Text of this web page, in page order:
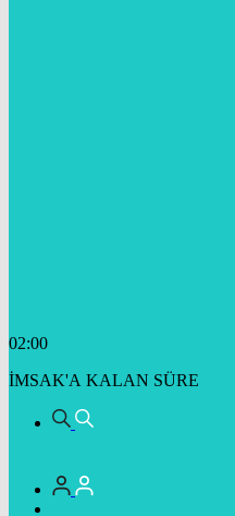
02:00
İMSAK'A KALAN SÜRE